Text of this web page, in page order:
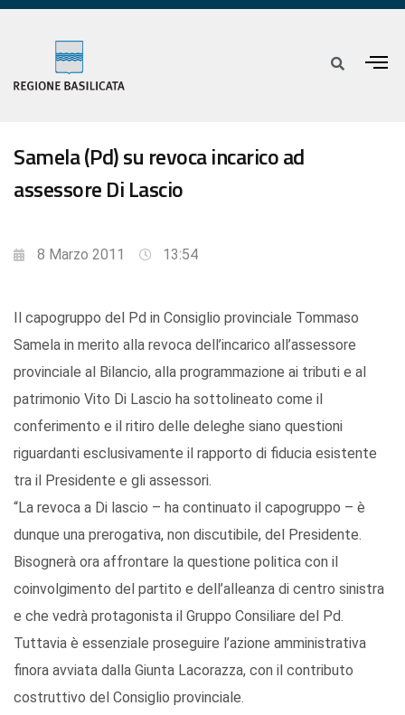
Samela (Pd) su revoca incarico ad
assessore Di Lascio
8 Marzo 2011 13:54
Il capogruppo del Pd in Consiglio provinciale Tommaso
Samela in merito alla revoca dell’incarico all’assessore
provinciale al Bilancio, alla programmazione ai tributi e al
patrimonio Vito Di Lascio ha sottolineato come il
conferimento e il ritiro delle deleghe siano questioni
riguardanti esclusivamente il rapporto di fiducia esistente
tra il Presidente e gli assessori.
“La revoca a Di lascio – ha continuato il capogruppo – è
dunque una prerogativa, non discutibile, del Presidente.
Bisognerà ora affrontare la questione politica con il
coinvolgimento del partito e dell’alleanza di centro sinistra
e che vedrà protagonista il Gruppo Consiliare del Pd.
Tuttavia è essenziale proseguire l’azione amministrativa
finora avviata dalla Giunta Lacorazza, con il contributo
costruttivo del Consiglio provinciale.